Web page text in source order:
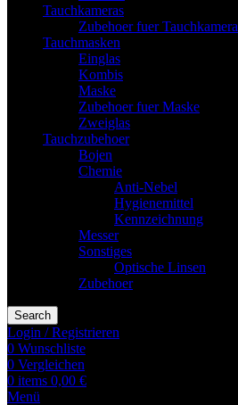
Tauchkameras
Zubehoer fuer Tauchkamera
Tauchmasken
Einglas
Kombis
Maske
Zubehoer fuer Maske
Zweiglas
Tauchzubehoer
Bojen
Chemie
Anti-Nebel
Hygienemittel
Kennzeichnung
Messer
Sonstiges
Optische Linsen
Zubehoer
Search
Login / Registrieren
0 Wunschliste
0 Vergleichen
0 items 0,00 €
Menü